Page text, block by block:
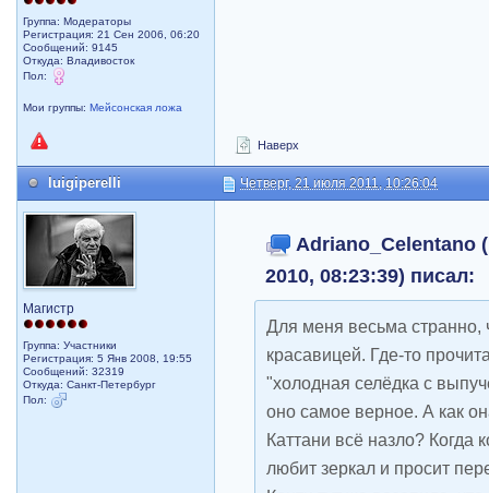
Группа: Модераторы
Регистрация: 21 Сен 2006, 06:20
Сообщений: 9145
Откуда: Владивосток
Пол:
Мои группы:Мейсонская ложа
Наверх
luigiperelli Четверг, 21 июля 2011, 10:26:04
Магистр
Группа: Участники
Регистрация: 5 Янв 2008, 19:55
Сообщений: 32319
Откуда: Санкт-Петербург
Пол:
Adriano_Celentano
2010, 08:23:39) писал:
Для меня весьма странно,
красавицей. Где-то
"холодная селёдка с
оно самое верное. А как
Каттани всё назло? Когда
любит зеркал и просит